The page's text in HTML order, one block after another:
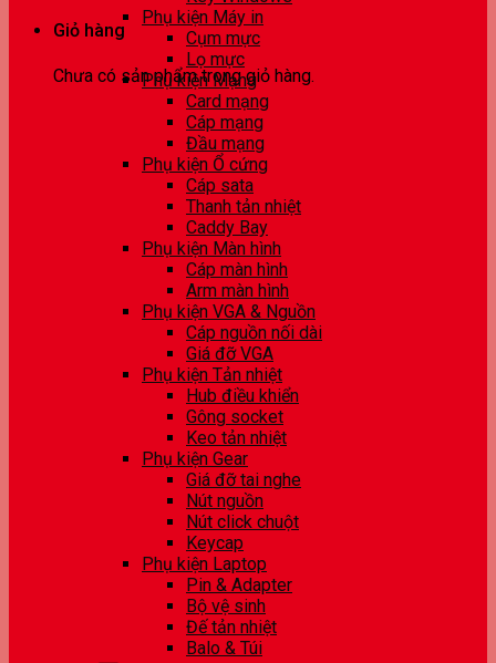
Giỏ hàng
Chưa có sản phẩm trong giỏ hàng.
Phụ kiện Máy in
Cụm mực
Lọ mực
Phụ kiện Mạng
Card mạng
Cáp mạng
Đầu mạng
Phụ kiện Ổ cứng
Cáp sata
Thanh tản nhiệt
Caddy Bay
Phụ kiện Màn hình
Cáp màn hình
Arm màn hình
Phụ kiện VGA & Nguồn
Cáp nguồn nối dài
Giá đỡ VGA
Phụ kiện Tản nhiệt
Hub điều khiển
Gông socket
Keo tản nhiệt
Phụ kiện Gear
Giá đỡ tai nghe
Nút nguồn
Nút click chuột
Keycap
Phụ kiện Laptop
Pin & Adapter
Bộ vệ sinh
Đế tản nhiệt
Balo & Túi